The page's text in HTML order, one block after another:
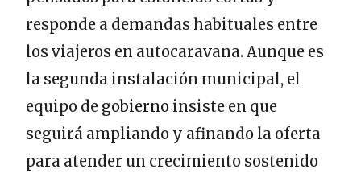
responde a demandas habituales entre
los viajeros en autocaravana. Aunque es
la segunda instalación municipal, el
equipo de gobierno insiste en que
seguirá ampliando y afinando la oferta
para atender un crecimiento sostenido